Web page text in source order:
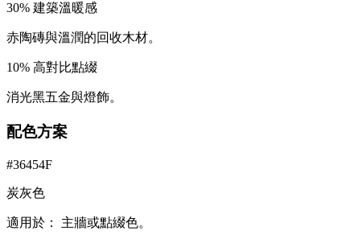
30% 建築溫暖感
赤陶磚與溫潤的回收木材。
10% 高對比點綴
消光黑五金與燈飾。
配色方案
#36454F
炭灰色
適用於： 主牆或點綴色。